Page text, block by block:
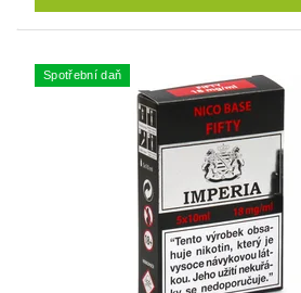
Spotřební daň